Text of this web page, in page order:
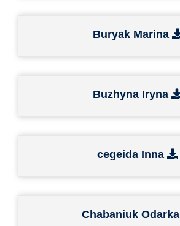
Buryak Marina
Buzhyna Iryna
cegeida Inna
Chabaniuk Odarka